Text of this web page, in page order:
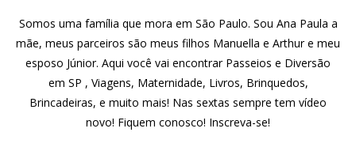
Somos uma família que mora em São Paulo. Sou Ana Paula a
mãe, meus parceiros são meus filhos Manuella e Arthur e meu
esposo Júnior. Aqui você vai encontrar Passeios e Diversão
em SP , Viagens, Maternidade, Livros, Brinquedos,
Brincadeiras, e muito mais! Nas sextas sempre tem vídeo
novo! Fiquem conosco! Inscreva-se!